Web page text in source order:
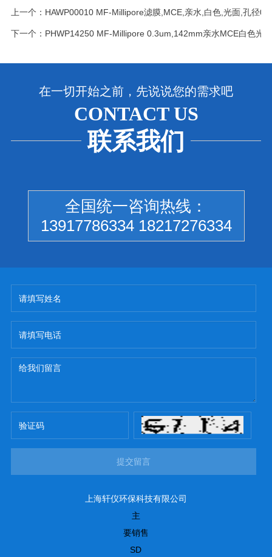
上一个： HAWP00010 MF-Millipore滤膜,MCE,亲水,白色,光面,孔径
下一个： PHWP14250 MF-Millipore 0.3um,142mm亲水MCE白色光
在一切开始之前，先说说您的需求吧
CONTACT US
联系我们
全国统一咨询热线：
13917786334 18217276334
提交留言
上海轩仪环保科技有限公司
主
要销售
SD